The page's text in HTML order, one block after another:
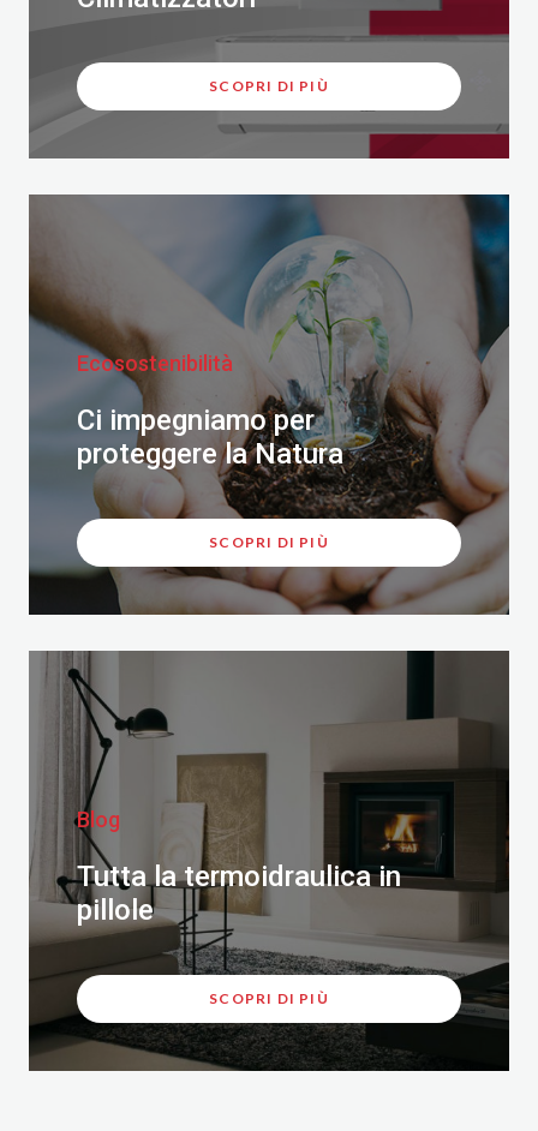
SCOPRI DI PIÙ
Ecosostenibilità
Ci impegniamo per
proteggere la Natura
SCOPRI DI PIÙ
Blog
Tutta la termoidraulica in
pillole
SCOPRI DI PIÙ